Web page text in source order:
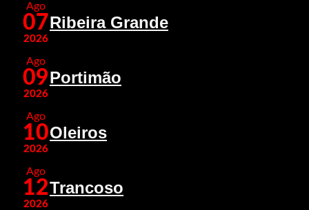
Ago
07
2026
Ribeira Grande
Ago
09
2026
Portimão
Ago
10
2026
Oleiros
Ago
12
2026
Trancoso